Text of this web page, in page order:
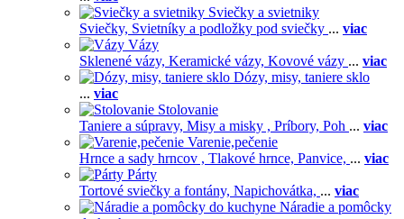
Sviečky a svietniky
Sviečky, Svietníky a podložky pod sviečky ... viac
Vázy
Sklenené vázy, Keramické vázy, Kovové vázy ... viac
Dózy, misy, taniere sklo
... viac
Stolovanie
Taniere a súpravy, Misy a misky , Príbory, Poh ... viac
Varenie,pečenie
Hrnce a sady hrncov , Tlakové hrnce, Panvice, ... viac
Párty
Tortové sviečky a fontány, Napichovátka, ... viac
Náradie a pomôcky